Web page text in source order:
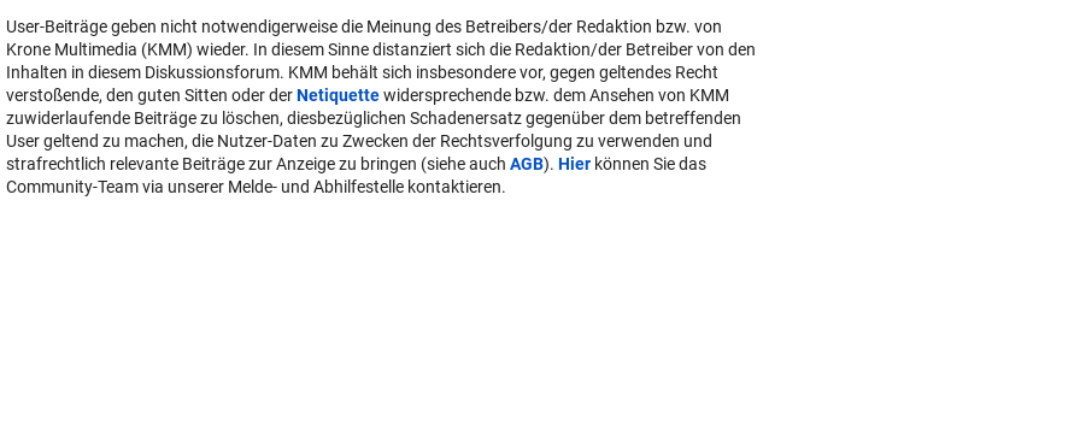
User-Beiträge geben nicht notwendigerweise die Meinung des Betreibers/der Redaktion bzw. von
Krone Multimedia (KMM) wieder. In diesem Sinne distanziert sich die Redaktion/der Betreiber von den
Inhalten in diesem Diskussionsforum. KMM behält sich insbesondere vor, gegen geltendes Recht
verstoßende, den guten Sitten oder derNetiquettewidersprechende bzw. dem Ansehen von KMM
zuwiderlaufende Beiträge zu löschen, diesbezüglichen Schadenersatz gegenüber dem betreffenden
User geltend zu machen, die Nutzer-Daten zu Zwecken der Rechtsverfolgung zu verwenden und
strafrechtlich relevante Beiträge zur Anzeige zu bringen (siehe auch AGB). Hier können Sie das
Community-Team via unserer Melde- und Abhilfestelle kontaktieren.